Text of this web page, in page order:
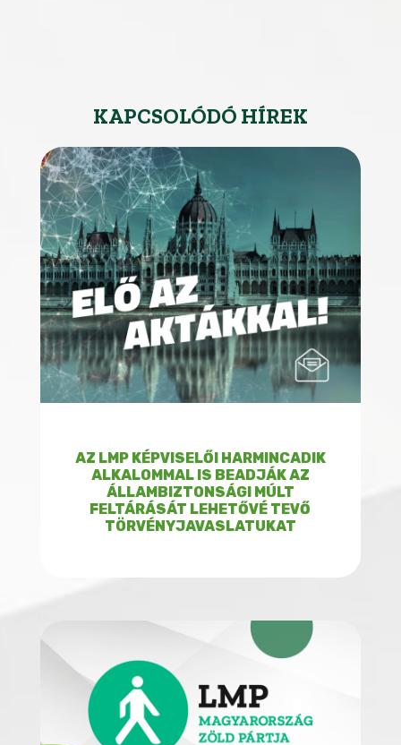
KAPCSOLÓDÓ HÍREK
AZ LMP KÉPVISELŐI HARMINCADIK
ALKALOMMAL IS BEADJÁK AZ
ÁLLAMBIZTONSÁGI MÚLT
FELTÁRÁSÁT LEHETŐVÉ TEVŐ
TÖRVÉNYJAVASLATUKAT